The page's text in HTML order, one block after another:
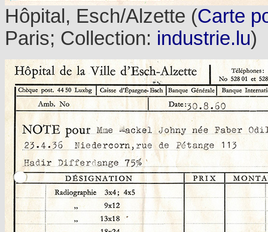
Hôpital, Esch/Alzette (Carte
Paris; Collection: industrie.lu)